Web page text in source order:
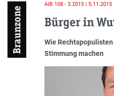
Braunzone
AIB 108 - 3.2015 | 5.11.2015
Bürger in
Einleitung
Wie
Stimmung machen